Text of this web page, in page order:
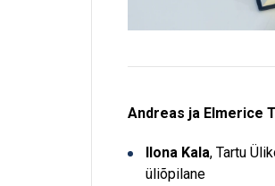
Andreas ja Elmerice
Ilona Kala, Tartu
üliõpilane